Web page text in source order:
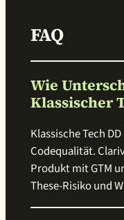
FAQ
Wie
Klassischer
Klassische Tech
Codequalität.
Produkt mit GTM
These-Risiko und